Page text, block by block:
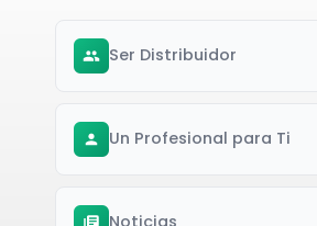
Ser Distribuidor
Un Profesional para Ti